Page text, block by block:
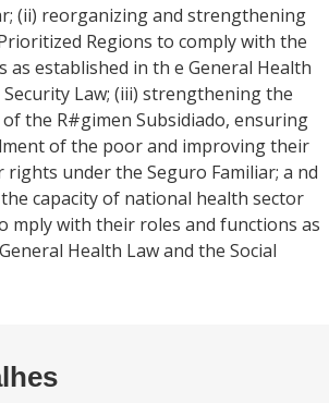
(ii) reorganizing and strengthening
Regions to comply with the
as established in th e General Health
Security Law; (iii) strengthening the
the R#gimen Subsidiado, ensuring
of the poor and improving their
under the Seguro Familiar; a nd
capacity of national health sector
mply with their roles and functions as
Health Law and the Social